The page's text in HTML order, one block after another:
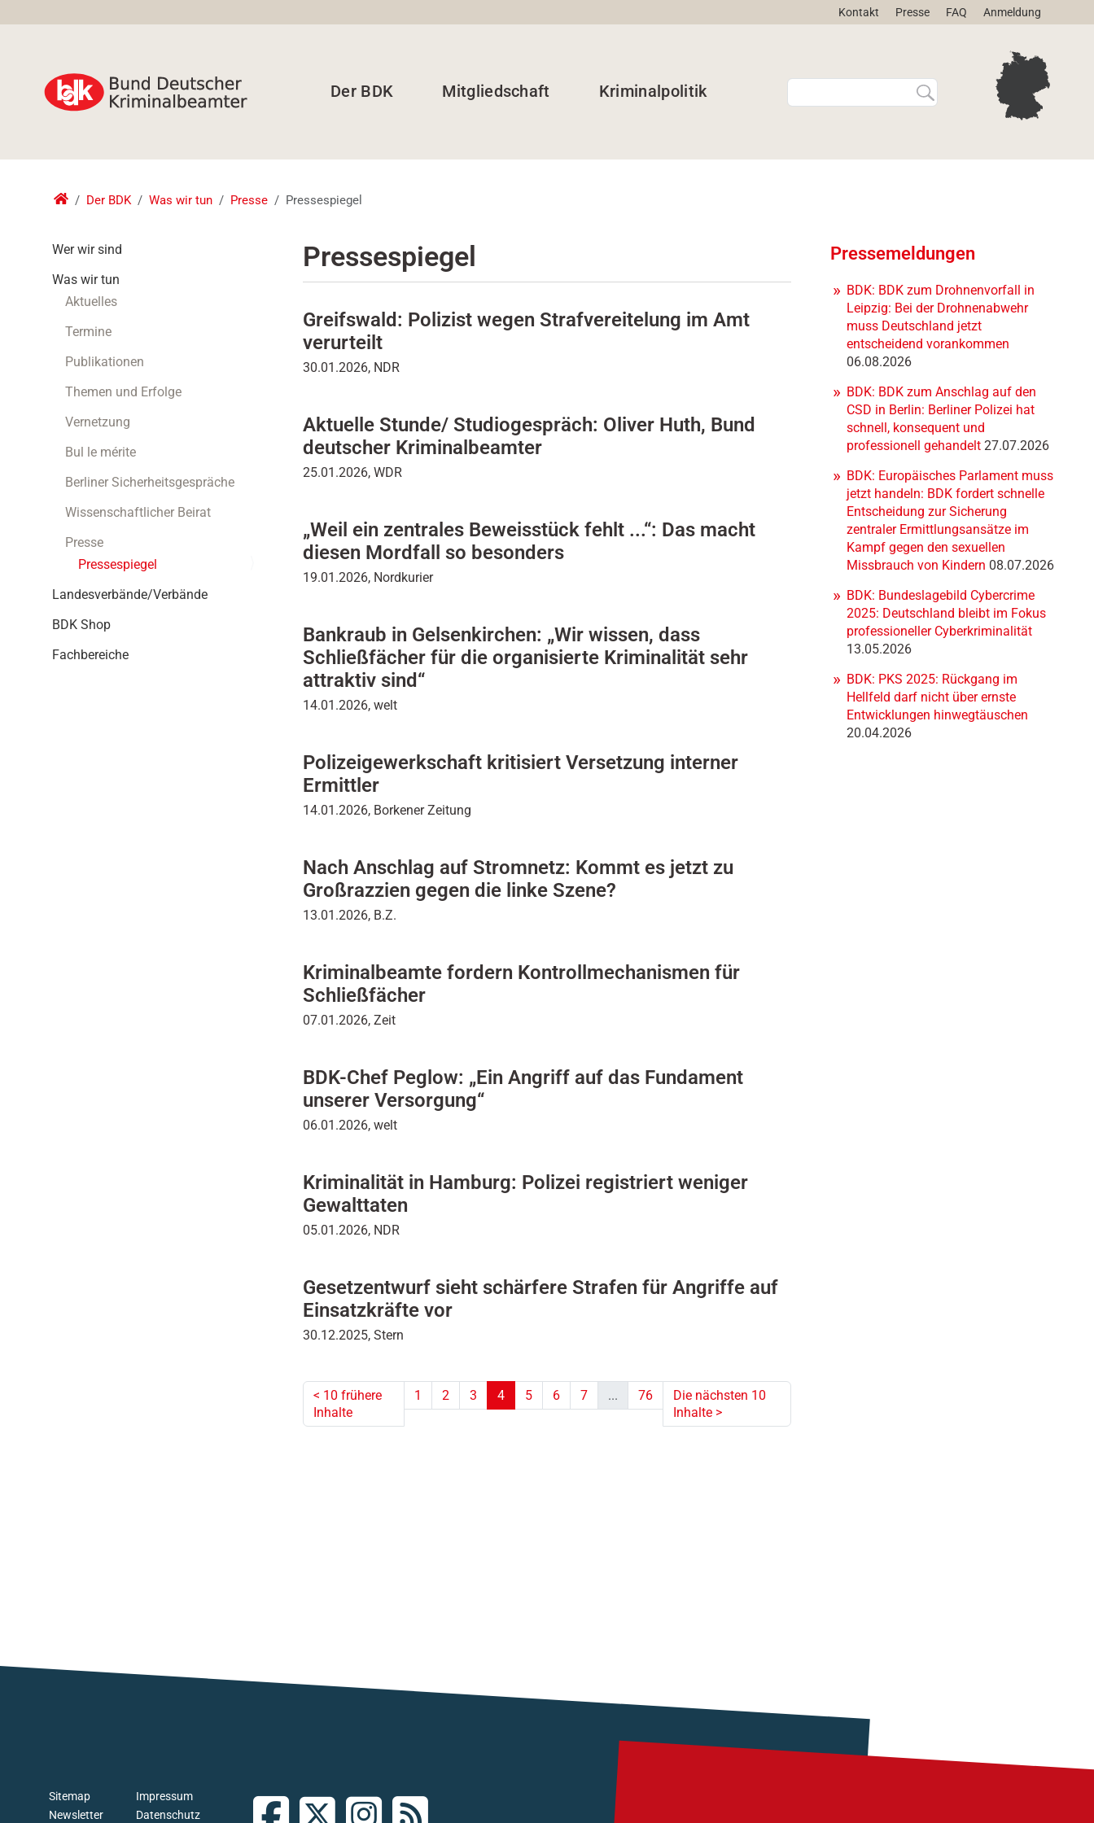
Kontakt Presse FAQ Anmeldung
Der BDK Mitgliedschaft Kriminalpolitik
W
e
E
r
Der BDK Was wir tun Presse Pressespiegel
Pressespiegel
Greifswald: Polizist wegen Strafvereitelung im Amt
verurteilt
30.01.2026, NDR
Aktuelle Stunde/ Studiogespräch: Oliver Huth, Bund
deutscher Kriminalbeamter
25.01.2026, WDR
„Weil ein zentrales Beweisstück fehlt ...“: Das macht
diesen Mordfall so besonders
19.01.2026, Nordkurier
Bankraub in Gelsenkirchen: „Wir wissen, dass
Schließfächer für die organisierte Kriminalität sehr
attraktiv sind“
14.01.2026, welt
Polizeigewerkschaft kritisiert Versetzung interner
Ermittler
14.01.2026, Borkener Zeitung
Nach Anschlag auf Stromnetz: Kommt es jetzt zu
Großrazzien gegen die linke Szene?
13.01.2026, B.Z.
Kriminalbeamte fordern Kontrollmechanismen für
Schließfächer
07.01.2026, Zeit
BDK-Chef Peglow: „Ein Angriff auf das Fundament
unserer Versorgung“
06.01.2026, welt
Kriminalität in Hamburg: Polizei registriert weniger
Gewalttaten
05.01.2026, NDR
Gesetzentwurf sieht schärfere Strafen für Angriffe auf
Einsatzkräfte vor
30.12.2025, Stern
< 10 frühere
Inhalte
1 2 3
4
5 6 7 ... 76
Die nächsten 10
Inhalte >
Wer wir sind
Was wir tun
Aktuelles
Termine
Publikationen
Themen und Erfolge
Vernetzung
Bul le mérite
Berliner Sicherheitsgespräche
Wissenschaftlicher Beirat
Presse
Pressespiegel
Landesverbände/Verbände
BDK Shop
Fachbereiche
Pressemeldungen
BDK: BDK zum Drohnenvorfall in
Leipzig: Bei der Drohnenabwehr
muss Deutschland jetzt
entscheidend vorankommen
06.08.2026
BDK: BDK zum Anschlag auf den
CSD in Berlin: Berliner Polizei hat
schnell, konsequent und
professionell gehandelt 27.07.2026
BDK: Europäisches Parlament muss
jetzt handeln: BDK fordert schnelle
Entscheidung zur Sicherung
zentraler Ermittlungsansätze im
Kampf gegen den sexuellen
Missbrauch von Kindern 08.07.2026
BDK: Bundeslagebild Cybercrime
2025: Deutschland bleibt im Fokus
professioneller Cyberkriminalität
13.05.2026
BDK: PKS 2025: Rückgang im
Hellfeld darf nicht über ernste
Entwicklungen hinwegtäuschen
20.04.2026
Newsletter
Sitemap
Datenschutz
Impressum